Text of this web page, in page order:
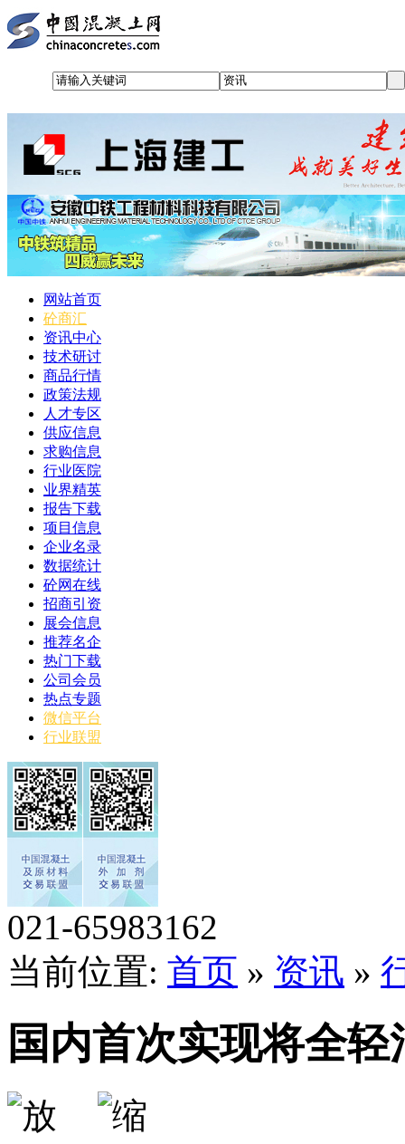
网站首页
砼商汇
资讯中心
技术研讨
商品行情
政策法规
人才专区
供应信息
求购信息
行业医院
业界精英
报告下载
项目信息
企业名录
数据统计
砼网在线
招商引资
展会信息
推荐名企
热门下载
公司会员
热点专题
微信平台
行业联盟
021-65983162
当前位置: 首页 » 资讯 »
国内首次实现将全